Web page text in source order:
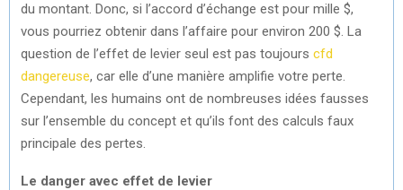
du montant. Donc, si l’accord d’échange est pour mille $,
vous pourriez obtenir dans l’affaire pour environ 200 $. La
question de l’effet de levier seul est pas toujours cfd
dangereuse, car elle d’une manière amplifie votre perte.
Cependant, les humains ont de nombreuses idées fausses
sur l’ensemble du concept et qu’ils font des calculs faux
principale des pertes.
Le danger avec effet de levier